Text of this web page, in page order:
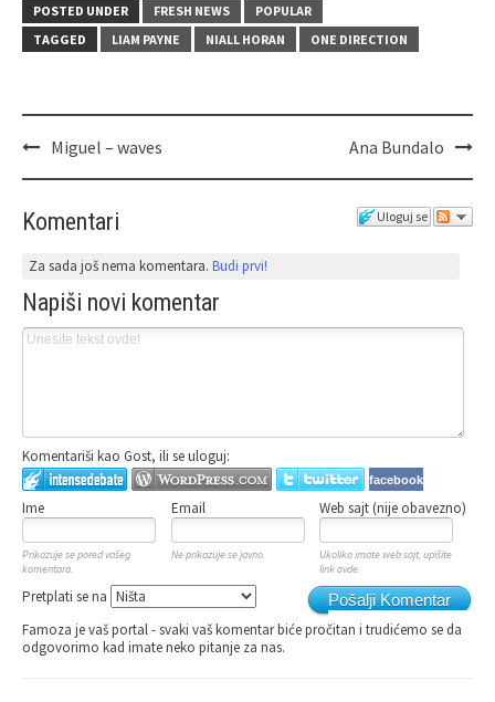
POSTED UNDER FRESH NEWS
POPULAR
TAGGED
LIAM PAYNE NIALL HORAN ONE DIRECTION
Miguel – waves Ana Bundalo
Uloguj se
Komentari
Za sada još nema komentara.Budi prvi!
Napiši novi komentar
Komentariši kao Gost, ili se uloguj:
facebook
Ime Email Web sajt (nije obavezno)
Prikazuje se pored vašeg
komentara.
Ne prikazuje se javno.
Ukoliko imate web sajt, upišite
link ovde.
Pošalji Komentar
Pretplati se na
Famoza je vaš portal - svaki vaš komentar biće pročitan i trudićemo se da
odgovorimo kad imate neko pitanje za nas.